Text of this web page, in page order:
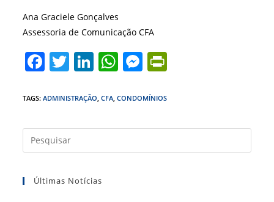
Ana Graciele Gonçalves
Assessoria de Comunicação CFA
F
c
b
o
o
T
itt
Li
k
n
W
at
p
M
ss
g n
TAGS:ADMINISTRAÇÃO CFA CONDOMÍNIOS
a
Últimas Notícias